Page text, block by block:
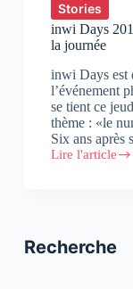
Stories
inwi Days
la journée
inwi Days est
l’événement
se tient ce
thème : «le
Six ans
Lire l'article
inwi
les
Recherche